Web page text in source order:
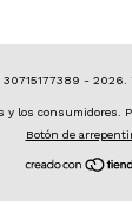
- 2026.
y los consumidores.
Botón de